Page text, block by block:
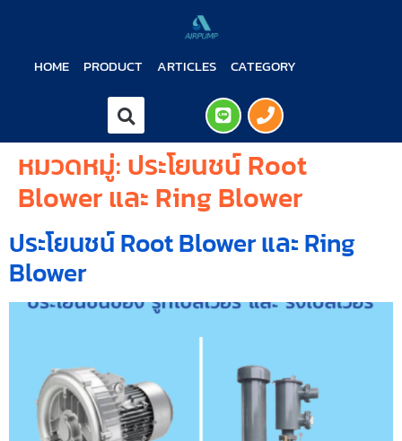
HOME PRODUCT ARTICLES CATEGORY
หมวดหมู่: ประโยนชน์ Root
Blower และ Ring Blower
ประโยนชน์ Root Blower และ Ring
Blower